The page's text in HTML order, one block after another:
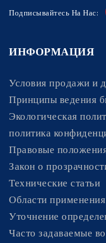
Подписывайтесь На Нас:
ИНФОРМАЦИЯ
Условия продажи и
Принципы ведения
Экологическая
политика
Правовые
Закон о
Технические статьи
Области
Уточнение
Часто задаваемые